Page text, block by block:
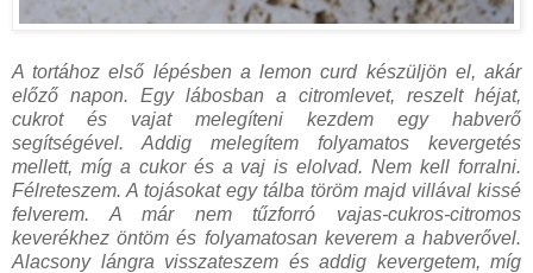
A tortához első lépésben a lemon curd készüljön el, akár
előző napon. Egy lábosban a citromlevet, reszelt héjat,
cukrot és vajat melegíteni kezdem egy habverő
segítségével. Addig melegítem folyamatos kevergetés
mellett, míg a cukor és a vaj is elolvad. Nem kell forralni.
Félreteszem. A tojásokat egy tálba töröm majd villával kissé
felverem. A már nem tűzforró vajas-cukros-citromos
keverékhez öntöm és folyamatosan keverem a habverővel.
Alacsony lángra visszateszem és addig kevergetem, míg